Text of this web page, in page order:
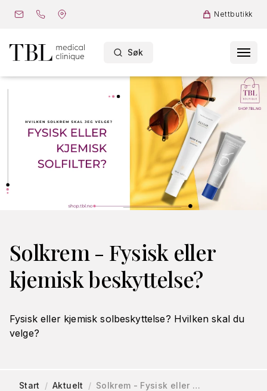
Nettbutikk
Søk
Solkrem - Fysisk eller
kjemisk beskyttelse?
Fysisk eller kjemisk solbeskyttelse? Hvilken skal du
velge?
Start / Aktuelt / Solkrem - Fysisk eller …